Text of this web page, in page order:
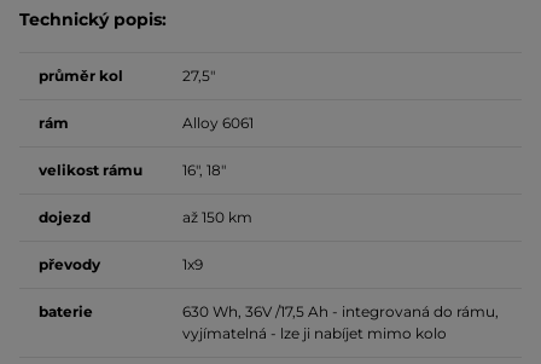
Technický popis:
průměr kol 27,5"
rám Alloy 6061
velikost rámu 16", 18"
dojezd až 150 km
převody 1x9
baterie
630 Wh, 36V /17,5 Ah - integrovaná do rámu,
vyjímatelná - lze ji nabíjet mimo kolo